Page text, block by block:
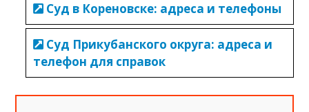
Суд в Кореновске: адреса и телефоны
Суд Прикубанского округа: адреса и
телефон для справок